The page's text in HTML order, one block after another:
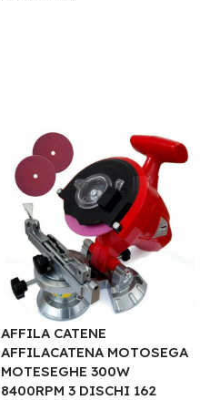
AFFILA CATENE
AFFILACATENA MOTOSEGA
MOTESEGHE 300W
8400RPM 3 DISCHI 162